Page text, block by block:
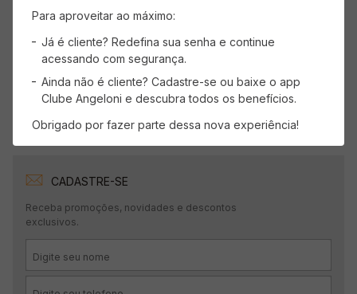
Mostrando 3
produtos
1
CADASTRE-SE
Receba promoções, novidades e descontos
exclusivos.
Para aproveitar ao máximo:
Já é cliente? Redefina sua senha e continue
acessando com segurança.
Ainda não é cliente? Cadastre-se ou baixe o app
Clube Angeloni e descubra todos os benefícios.
Obrigado por fazer parte dessa nova experiência!